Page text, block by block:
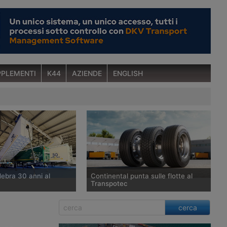
K44 AZIENDE ENGLISH
30 anni al
Continental punta sulle flotte al
Transpotec
Continental partecipa a Transpotec
Logitec 2026 per presentare lacerca